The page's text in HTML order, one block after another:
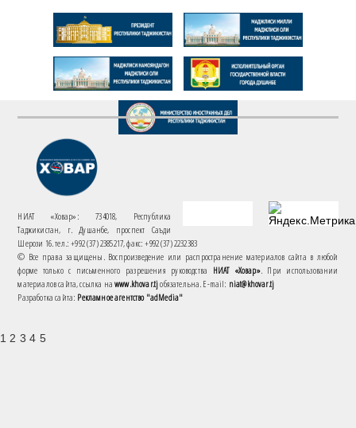
НИАТ «Ховар»: 734018, Республика
Таджикистан, г. Душанбе, проспект Саъди
Шерози 16. тел.: +992 (37) 2385217, факс: +992 (37) 2232383
© Все права защищены. Воспроизведение или распространение материалов сайта в любой
форме только с письменного разрешения руководства НИАТ «Ховар». При использовании
материалов сайта, ссылка наwww.khovar.tjобязательна. E-mail: niat@khovar.tj
Разработка сайта: Рекламное агентство "adMedia"
1 2 3 4 5